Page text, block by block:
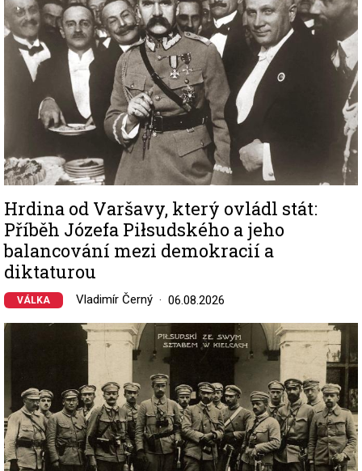
Hrdina od Varšavy, který ovládl stát:
Příběh Józefa Piłsudského a jeho
balancování mezi demokracií a
diktaturou
VÁLKA Vladimír Černý 06.08.2026
Image